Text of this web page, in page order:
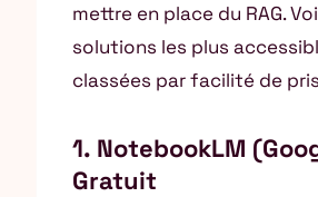
mettre en place du RAG.
solutions les plus
classées par facilité de
1. NotebookLM
Gratuit